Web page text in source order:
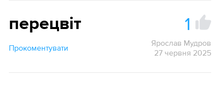
перецвіт 1
Прокоментувати
Ярослав Мудров
27 червня 2025